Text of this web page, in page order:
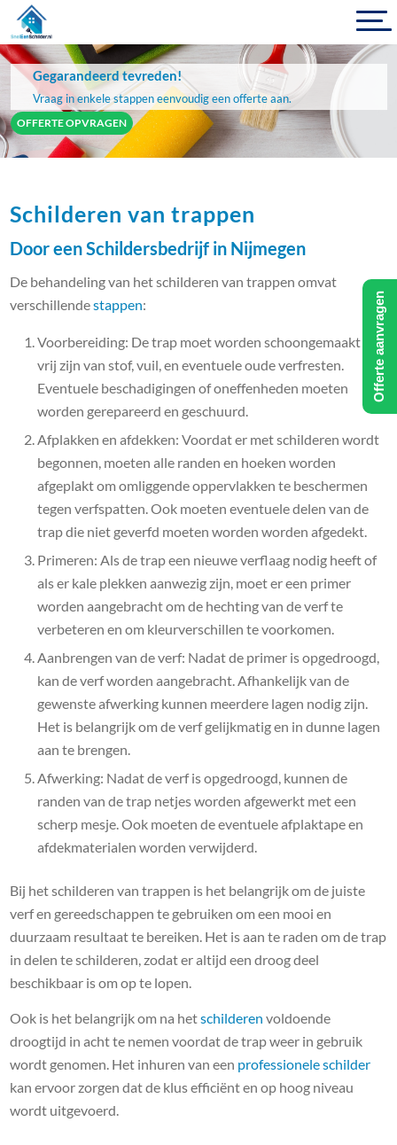
Gegarandeerd tevreden!
Vraag in enkele stappen eenvoudig een offerte aan.
OFFERTE OPVRAGEN
Schilderen van trappen
Door een Schildersbedrijf in Nijmegen
De behandeling van het schilderen van trappen omvat
verschillendestappen:
Voorbereiding: De trap moet worden schoongemaakt en
vrij zijn van stof, vuil, en eventuele oude verfresten.
Eventuele beschadigingen of oneffenheden moeten
worden gerepareerd en geschuurd.
Afplakken en afdekken: Voordat er met schilderen wordt
begonnen, moeten alle randen en hoeken worden
afgeplakt om omliggende oppervlakken te beschermen
tegen verfspatten. Ook moeten eventuele delen van de
trap die niet geverfd moeten worden worden afgedekt.
Primeren: Als de trap een nieuwe verflaag nodig heeft of
als er kale plekken aanwezig zijn, moet er een primer
worden aangebracht om de hechting van de verf te
verbeteren en om kleurverschillen te voorkomen.
Aanbrengen van de verf: Nadat de primer is opgedroogd,
kan de verf worden aangebracht. Afhankelijk van de
gewenste afwerking kunnen meerdere lagen nodig zijn.
Het is belangrijk om de verf gelijkmatig en in dunne lagen
aan te brengen.
Afwerking: Nadat de verf is opgedroogd, kunnen de
randen van de trap netjes worden afgewerkt met een
scherp mesje. Ook moeten de eventuele afplaktape en
afdekmaterialen worden verwijderd.
Bij het schilderen van trappen is het belangrijk om de juiste
verf en gereedschappen te gebruiken om een mooi en
duurzaam resultaat te bereiken. Het is aan te raden om de trap
in delen te schilderen, zodat er altijd een droog deel
beschikbaar is om op te lopen.
Ook is het belangrijk om na hetschilderen voldoende
droogtijd in acht te nemen voordat de trap weer in gebruik
wordt genomen. Het inhuren van een professionele schilder
kan ervoor zorgen dat de klus efficiënt en op hoog niveau
wordt uitgevoerd.
Offerte aanvragen